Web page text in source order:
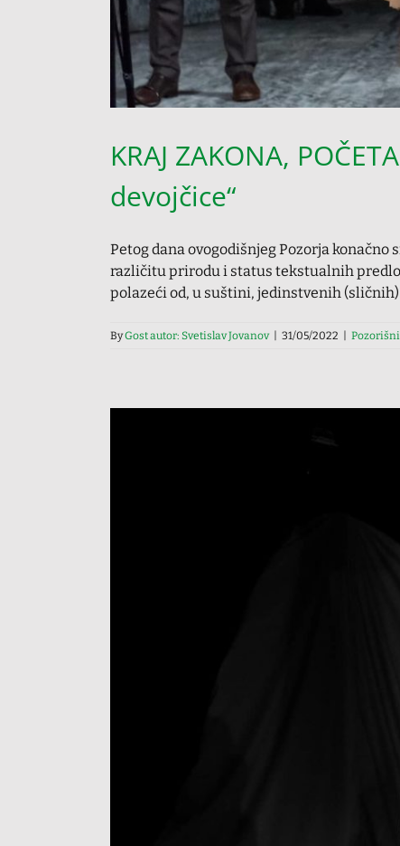
KRAJ ZAKONA,
devojčice“
Petog dana ovogodišnjeg Pozorja
različitu prirodu i status tekstualnih
polazeći od, u suštini, jedinstvenih
ByGost autor: Svetislav Jovanov 31/05/2022